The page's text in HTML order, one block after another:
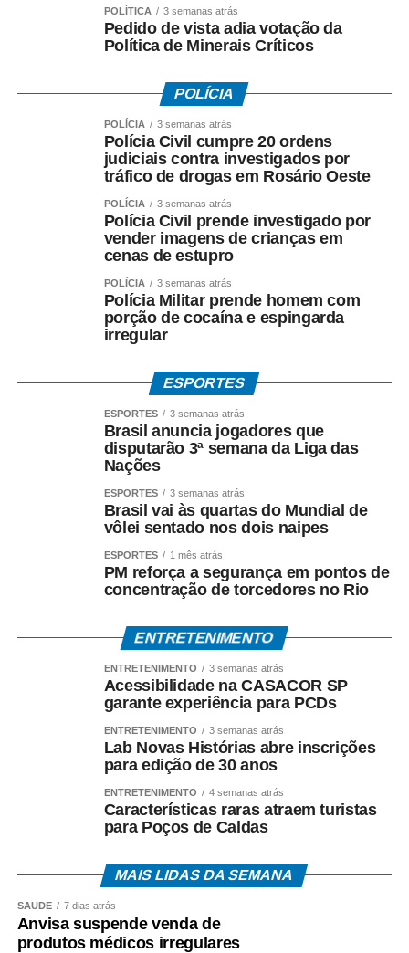
extraordinária.
WhatsApp
Facebook
Twitter
Messenger
LinkedIn
Share
POLÍTICA 3 semanas atrás
Pedido de vista adia votação da
Política de Minerais Críticos
POLÍCIA
POLÍCIA 3 semanas atrás
Polícia Civil cumpre 20 ordens
judiciais contra investigados por
tráfico de drogas em Rosário Oeste
POLÍCIA 3 semanas atrás
Polícia Civil prende investigado por
vender imagens de crianças em
cenas de estupro
POLÍCIA 3 semanas atrás
Polícia Militar prende homem com
porção de cocaína e espingarda
irregular
ESPORTES
ESPORTES 3 semanas atrás
Brasil anuncia jogadores que
disputarão 3ª semana da Liga das
Nações
ESPORTES 3 semanas atrás
Brasil vai às quartas do Mundial de
vôlei sentado nos dois naipes
ESPORTES 1 mês atrás
PM reforça a segurança em pontos de
concentração de torcedores no Rio
ENTRETENIMENTO
ENTRETENIMENTO 3 semanas atrás
Acessibilidade na CASACOR SP
garante experiência para PCDs
ENTRETENIMENTO 3 semanas atrás
Lab Novas Histórias abre inscrições
para edição de 30 anos
ENTRETENIMENTO 4 semanas atrás
Características raras atraem turistas
para Poços de Caldas
MAIS LIDAS DA SEMANA
SAÚDE 7 dias atrás
Anvisa suspende venda de
produtos médicos irregulares